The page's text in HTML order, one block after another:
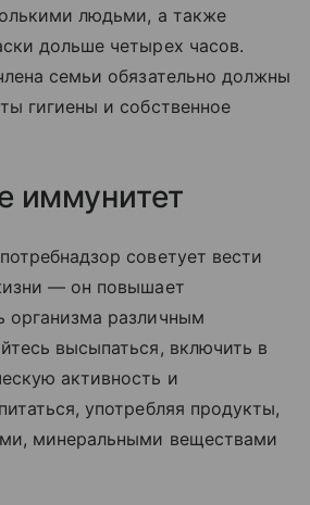
людьми, а также
дольше четырех часов.
семьи обязательно должны
гигиены и собственное
иммунитет
советует вести
— он повышает
организма различным
высыпаться, включить в
активность и
употребляя продукты,
минеральными веществами